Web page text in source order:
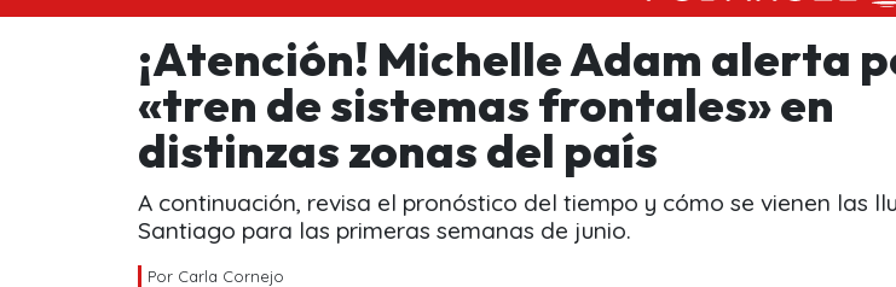
¡Atención! Michelle Adam alerta
«tren de sistemas frontales» en
distinzas zonas del país
A continuación, revisa el pronóstico del tiempo y cómo se vienen las
Santiago para las primeras semanas de junio.
Por Carla Cornejo